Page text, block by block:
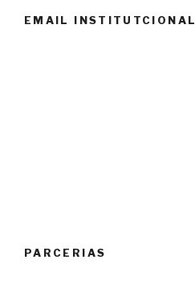
EMAIL INSTITUTCIONAL
PARCERIAS